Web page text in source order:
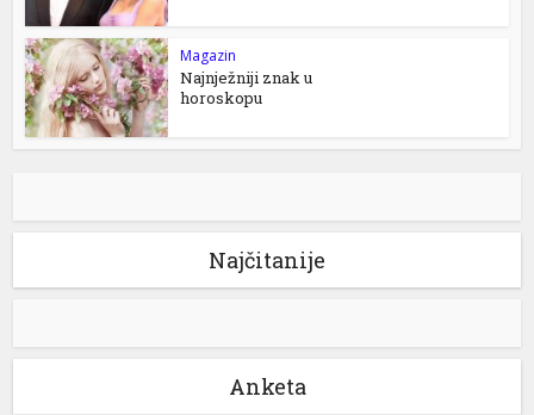
Magazin
Najnježniji znak u
horoskopu
Najčitanije
Anketa